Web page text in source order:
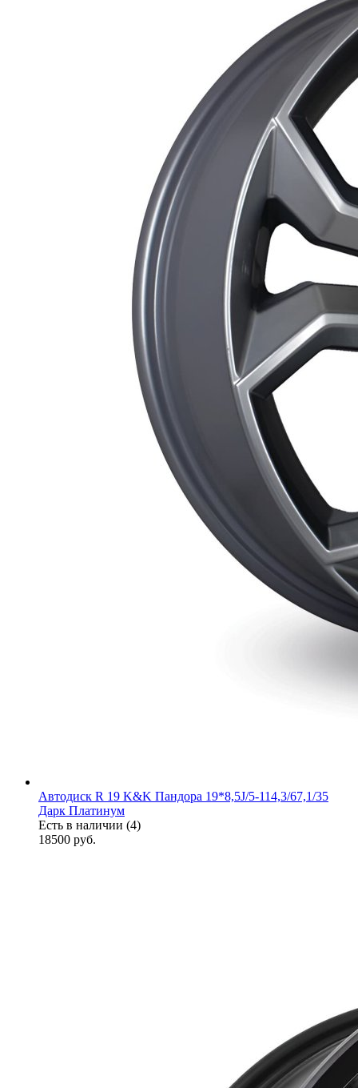
Автодиск R 19 K&K Пандора 19*8,5J/5-114,3/67,1/35
Дарк Платинум
Есть в наличии (4)
18500 руб.